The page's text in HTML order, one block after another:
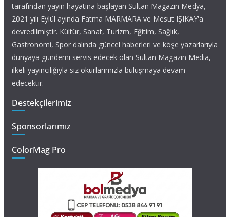
tarafından yayın hayatına başlayan Sultan Magazin Medya,
2021 yılı Eylül ayında Fatma MARMARA ve Mesut IŞIKAY'a
devredilmiştir. Kültür, Sanat, Turizm, Eğitim, Sağlık,
Gastronomi, Spor dalında güncel haberleri ve köşe yazarlarıyla
dünyaya gündemi servis edecek olan Sultan Magazin Media,
ilkeli yayıncılığıyla siz okurlarımızla buluşmaya devam
edecektir.
Destekçilerimiz
Sponsorlarımız
ColorMag Pro